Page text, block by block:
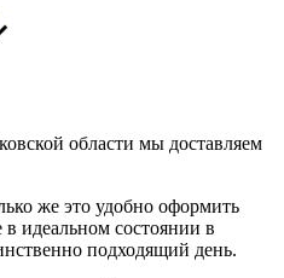
области мы доставляем
же это удобно оформить
в идеальном состоянии в
подходящий день.